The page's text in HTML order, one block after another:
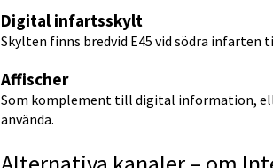
Digital infartsskylt
Skylten finns bredvid E45 vid södra infarten
Affischer
Som komplement till digital information,
använda.